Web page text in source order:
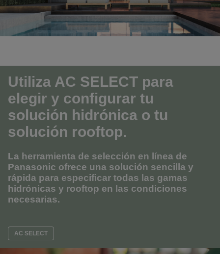
Utiliza AC SELECT para
elegir y configurar tu
solución hidrónica o tu
solución rooftop.
La herramienta de selección en línea de
Panasonic ofrece una solución sencilla y
rápida para especificar todas las gamas
hidrónicas y rooftop en las condiciones
necesarias.
AC SELECT